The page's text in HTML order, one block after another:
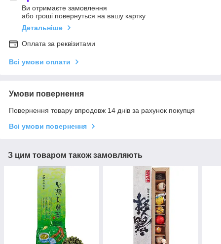
Ви отримаєте замовлення
або гроші повернуться на вашу картку
Детальніше
Оплата за реквізитами
Всі умови оплати
Умови повернення
Повернення товару впродовж 14 днів за рахунок покупця
Всі умови повернення
З цим товаром також замовляють